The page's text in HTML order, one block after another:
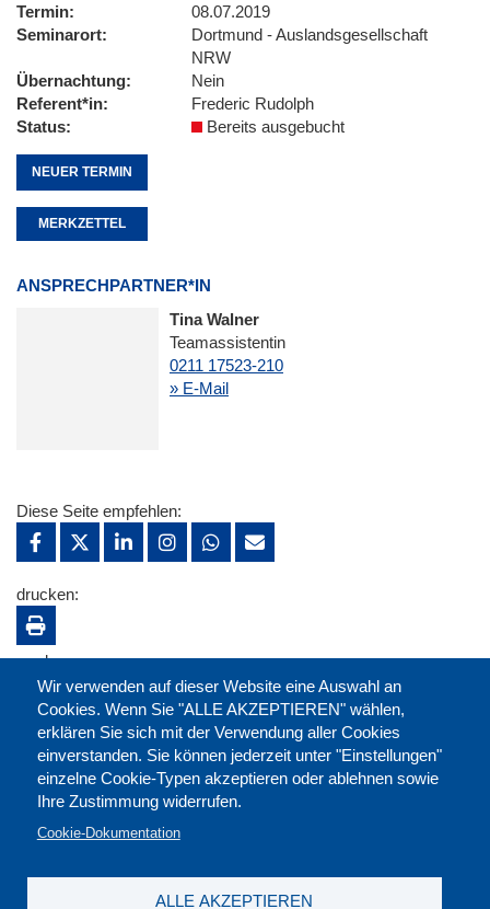
Termin
08.07.2019
Seminarort
Dortmund - Auslandsgesellschaft
NRW
Übernachtung
Nein
Referent*in
Frederic Rudolph
Status
Bereits ausgebucht
NEUER TERMIN
MERKZETTEL
ANSPRECHPARTNER*IN
Tina Walner
Teamassistentin
0211 17523-210
» E-Mail
Wir verwenden auf dieser Website eine Auswahl an
Cookies. Wenn Sie "ALLE AKZEPTIEREN" wählen,
erklären Sie sich mit der Verwendung aller Cookies
einverstanden. Sie können jederzeit unter "Einstellungen"
einzelne Cookie-Typen akzeptieren oder ablehnen sowie
Ihre Zustimmung widerrufen.
Cookie-Dokumentation
ALLE AKZEPTIEREN
Diese Seite empfehlen:
drucken:
merken: